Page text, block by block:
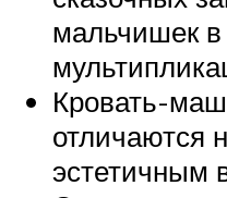
мальчишек
Кровать-
отличаются
эстетичным